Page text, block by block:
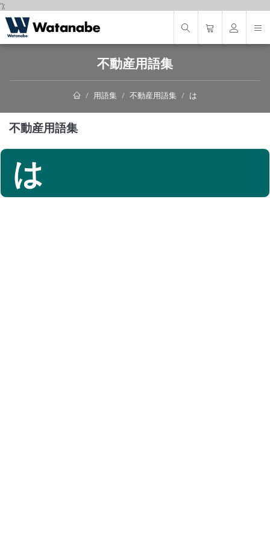
');
不動産用語集
用語集 不動産用語集 は
不動産用語集
は